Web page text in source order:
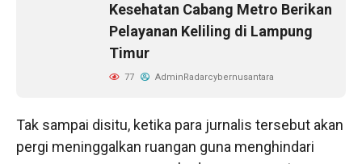
Kesehatan Cabang Metro Berikan
Pelayanan Keliling di Lampung
Timur
77 AdminRadarcybernusantara
Tak sampai disitu, ketika para jurnalis tersebut akan
pergi meninggalkan ruangan guna menghindari